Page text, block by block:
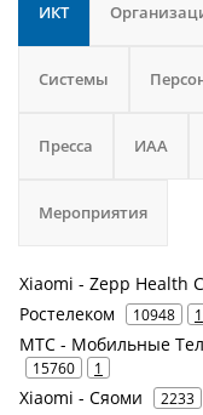
ИКТ
Системы
Пресса ИАА
Мероприятия
Xiaomi - Zepp Health
Ростелеком 10948 1
МТС - Мобильные
15760 1
Xiaomi - Сяоми 2233